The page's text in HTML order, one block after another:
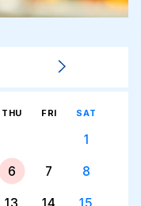
THU FRI SAT
1
6 7 8
13 14 15